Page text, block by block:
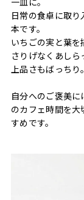
日常の食卓に取
本です。
いちごの実と葉
さりげなくあし
上品さもばっちり。
自分へのご褒美
のカフェ時間を
すめです。